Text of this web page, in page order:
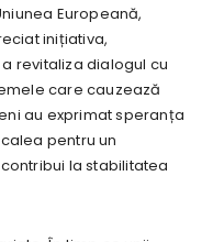
Europeană,
inițiativa,
revitaliza dialogul cu
care cauzează
au exprimat speranța
pentru un
la stabilitatea